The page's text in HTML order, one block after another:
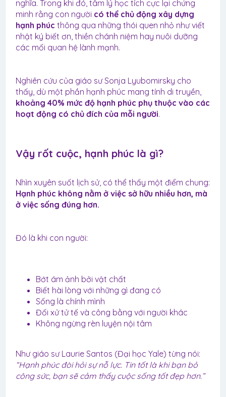
nghĩa. Trong khi đó, tâm lý học tích cực lại chứng
minh rằng con người có thể chủ động xây dựng
hạnh phúc thông qua những thói quen nhỏ như viết
nhật ký biết ơn, thiền chánh niệm hay nuôi dưỡng
các mối quan hệ lành mạnh.
Nghiên cứu của giáo sư Sonja Lyubomirsky cho
thấy, dù một phần hạnh phúc mang tính di truyền,
khoảng 40% mức độ hạnh phúc phụ thuộc vào các
hoạt động có chủ đích của mỗi người.
Vậy rốt cuộc, hạnh phúc là gì?​
Nhìn xuyên suốt lịch sử, có thể thấy một điểm chung:
Hạnh phúc không nằm ở việc sở hữu nhiều hơn, mà
ở việc sống đúng hơn.
Đó là khi con người:
Bớt ám ảnh bởi vật chất
Biết hài lòng với những gì đang có
Sống là chính mình
Đối xử tử tế và công bằng với người khác
Không ngừng rèn luyện nội tâm
Như giáo sư Laurie Santos (Đại học Yale) từng nói:
“Hạnh phúc đòi hỏi sự nỗ lực. Tin tốt là khi bạn bỏ
công sức, bạn sẽ cảm thấy cuộc sống tốt đẹp hơn.”